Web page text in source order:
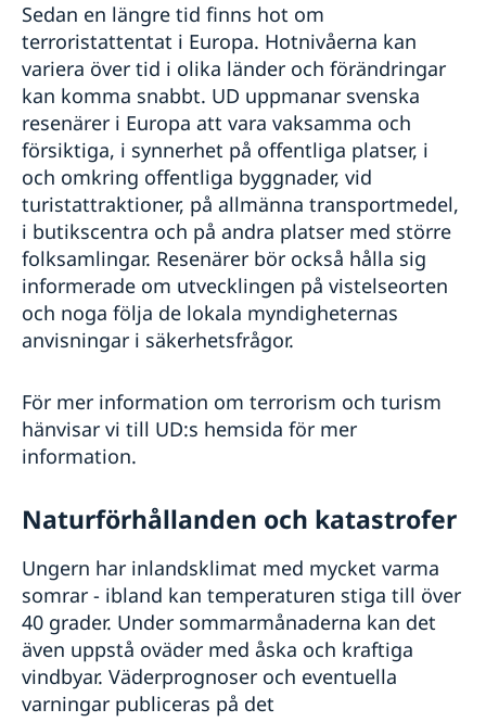
Sedan en längre tid finns hot om
terroristattentat i Europa. Hotnivåerna kan
variera över tid i olika länder och förändringar
kan komma snabbt. UD uppmanar svenska
resenärer i Europa att vara vaksamma och
försiktiga, i synnerhet på offentliga platser, i
och omkring offentliga byggnader, vid
turistattraktioner, på allmänna transportmedel,
i butikscentra och på andra platser med större
folksamlingar. Resenärer bör också hålla sig
informerade om utvecklingen på vistelseorten
och noga följa de lokala myndigheternas
anvisningar i säkerhetsfrågor.
För mer information om terrorism och turism
hänvisar vi till UD:s hemsida för mer
information.
Naturförhållanden och katastrofer
Ungern har inlandsklimat med mycket varma
somrar - ibland kan temperaturen stiga till över
40 grader. Under sommarmånaderna kan det
även uppstå oväder med åska och kraftiga
vindbyar. Väderprognoser och eventuella
varningar publiceras på det